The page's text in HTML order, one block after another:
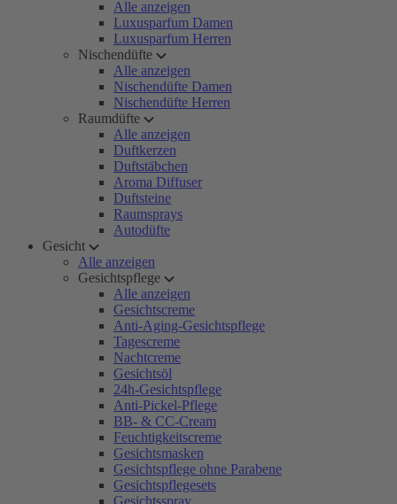
Alle anzeigen
Luxusparfum Damen
Luxusparfum Herren
Nischendüfte
Alle anzeigen
Nischendüfte Damen
Nischendüfte Herren
Raumdüfte
Alle anzeigen
Duftkerzen
Duftstäbchen
Aroma Diffuser
Duftsteine
Raumsprays
Autodüfte
Gesicht
Alle anzeigen
Gesichtspflege
Alle anzeigen
Gesichtscreme
Anti-Aging-Gesichtspflege
Tagescreme
Nachtcreme
Gesichtsöl
24h-Gesichtspflege
Anti-Pickel-Pflege
BB- & CC-Cream
Feuchtigkeitscreme
Gesichtsmasken
Gesichtspflege ohne Parabene
Gesichtspflegesets
Gesichtsspray